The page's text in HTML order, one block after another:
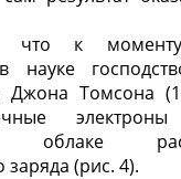
к моменту
науке
Томсона
облаке
(рис. 4).